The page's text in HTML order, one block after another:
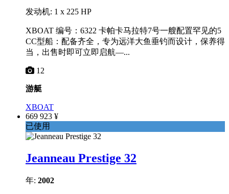
发动机: 1 x 225 HP
XBOAT 编号：6322 卡帕卡马拉特7号一艘配置罕见的5
CC型船：配备齐全，专为远洋大鱼垂钓而设计，保养得
当，出售时即可立即启航—...
12
游艇
XBOAT
669 923 ¥
已使用
Jeanneau Prestige 32
年: 2002